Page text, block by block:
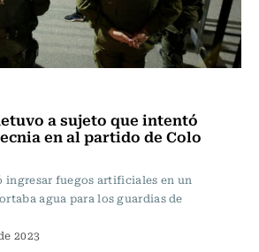
a sujeto que intentó
en al partido de Colo
fuegos artificiales en un
agua para los guardias de
2023